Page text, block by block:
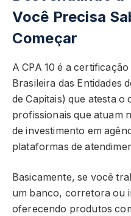
Você Precisa
Começar
A CPA 10 é a
Brasileira das Entidades
de Capitais) que atesta o
profissionais que atuam
de investimento em
plataformas de
Basicamente, se você
um banco, corretora ou
oferecendo produtos